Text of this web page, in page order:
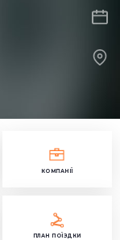
КОМПАНІЇ
ПЛАН ПОЇЗДКИ